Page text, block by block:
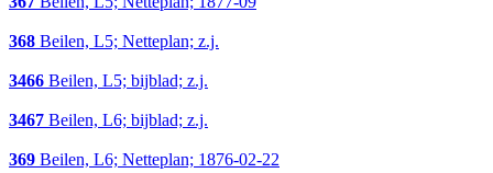
368 Beilen, L5; Netteplan; z.j.
3466 Beilen, L5; bijblad; z.j.
3467 Beilen, L6; bijblad; z.j.
369 Beilen, L6; Netteplan; 1876-02-22